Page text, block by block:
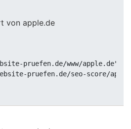
pruefen.de/www/apple.de"
pruefen.de/seo-score/